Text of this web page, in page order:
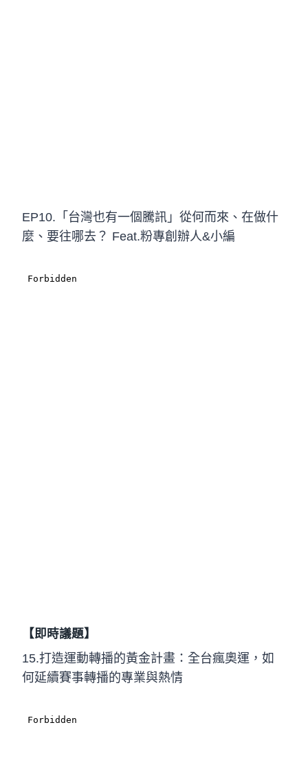
EP10.「台灣也有一個騰訊」從何而來、在做什
麼、要往哪去？ Feat.粉專創辦人&小編
【即時議題】
15.打造運動轉播的黃金計畫：全台瘋奧運，如
何延續賽事轉播的專業與熱情